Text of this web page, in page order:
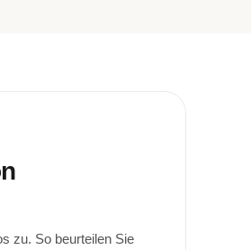
zu. So beurteilen Sie